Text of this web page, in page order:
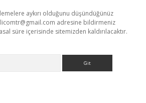
aykırı olduğunu düşündüğünüz
adresine bildirmeniz
süre içerisinde sitemizden kaldırılacaktır.